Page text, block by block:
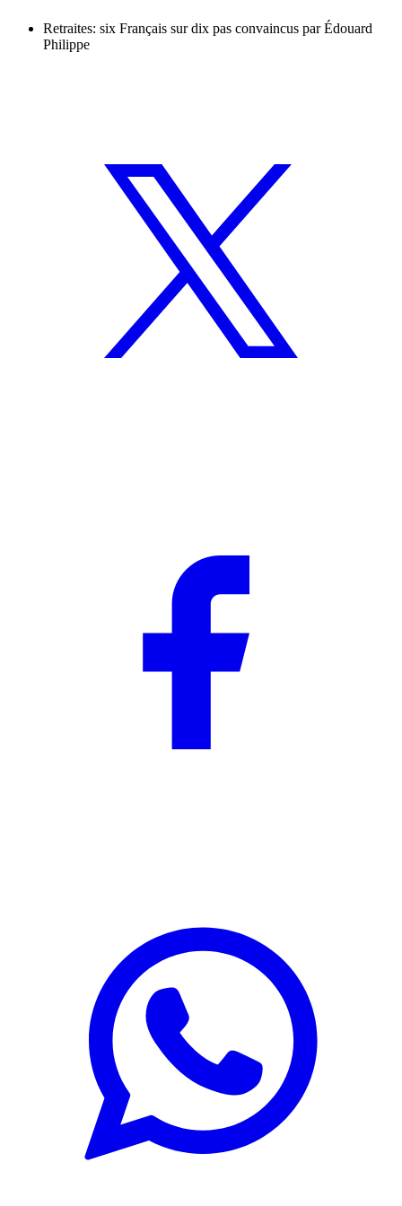
Retraites: six Français sur dix pas convaincus par Édouard
Philippe